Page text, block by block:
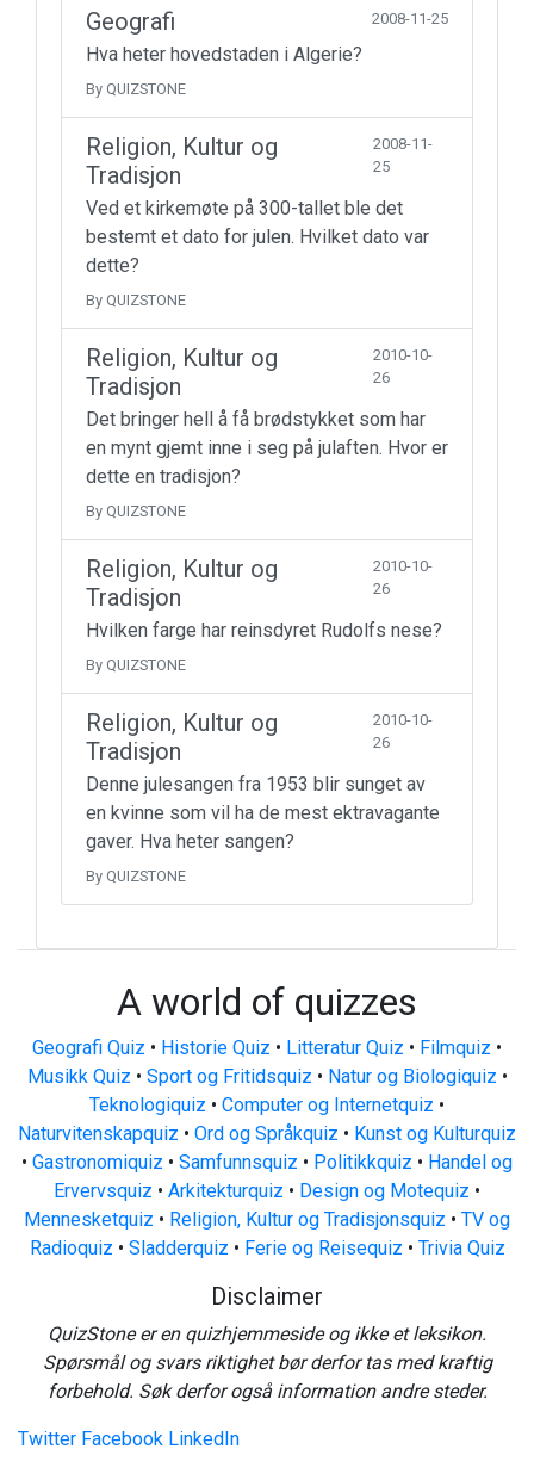
Geografi 2008-11-25
Hva heter hovedstaden i Algerie?
By QUIZSTONE
Religion, Kultur og
Tradisjon
2008-11-
25
Ved et kirkemøte på 300-tallet ble det
bestemt et dato for julen. Hvilket dato var
dette?
By QUIZSTONE
Religion, Kultur og
Tradisjon
2010-10-
26
Det bringer hell å få brødstykket som har
en mynt gjemt inne i seg på julaften. Hvor er
dette en tradisjon?
By QUIZSTONE
Religion, Kultur og
Tradisjon
2010-10-
26
Hvilken farge har reinsdyret Rudolfs nese?
By QUIZSTONE
Religion, Kultur og
Tradisjon
2010-10-
26
Denne julesangen fra 1953 blir sunget av
en kvinne som vil ha de mest ektravagante
gaver. Hva heter sangen?
By QUIZSTONE
A world of quizzes
Geografi Quiz • Historie Quiz • Litteratur Quiz • Filmquiz •
Musikk Quiz • Sport og Fritidsquiz • Natur og Biologiquiz •
Teknologiquiz • Computer og Internetquiz •
Naturvitenskapquiz • Ord og Språkquiz • Kunst og Kulturquiz
• Gastronomiquiz • Samfunnsquiz • Politikkquiz • Handel og
Ervervsquiz • Arkitekturquiz • Design og Motequiz •
Mennesketquiz • Religion, Kultur og Tradisjonsquiz • TV og
Radioquiz • Sladderquiz • Ferie og Reisequiz • Trivia Quiz
Disclaimer
QuizStone er en quizhjemmeside og ikke et leksikon.
Spørsmål og svars riktighet bør derfor tas med kraftig
forbehold. Søk derfor også information andre steder.
Twitter Facebook LinkedIn